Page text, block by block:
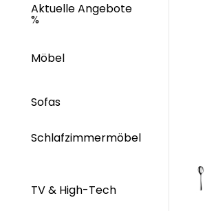
Aktuelle Angebote
%
Möbel
Sofas
Schlafzimmermöbel
TV & High-Tech